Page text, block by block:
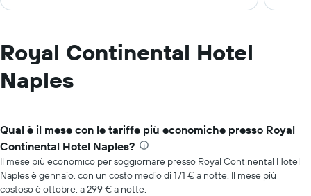
Royal Continental Hotel
Naples
Qual è il mese con le tariffe più economiche presso Royal
Continental Hotel Naples?
Il mese più economico per soggiornare presso Royal Continental Hotel
Naples è gennaio, con un costo medio di 171 € a notte. Il mese più
costoso è ottobre, a 299 € a notte.